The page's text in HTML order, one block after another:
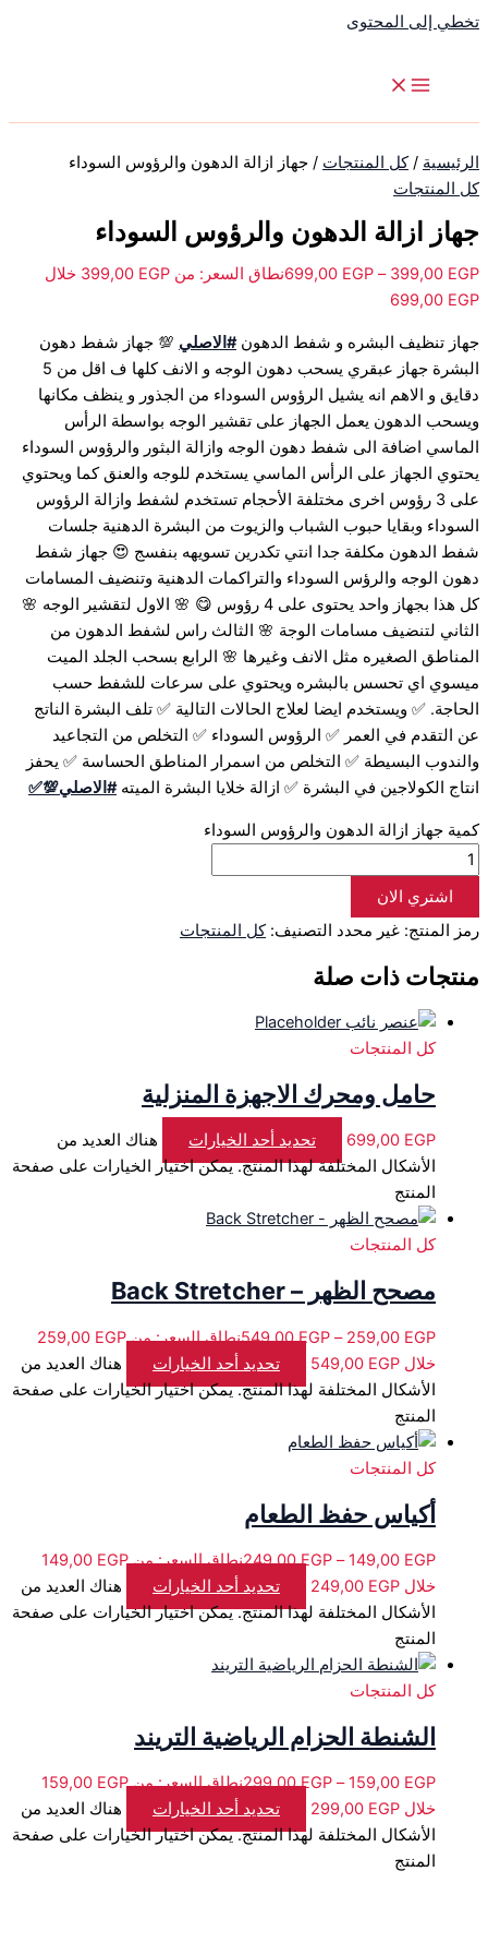
تخطي إلى المحتوى
الرئيسية /كل المنتجات / جهاز ازالة الدهون والرؤوس السوداء
كل المنتجات
جهاز ازالة الدهون والرؤوس السوداء
399,00 EGP
–
699,00 EGP
نطاق السعر: من ⁦399,00 EGP⁩ خلال
جهاز تنظيف البشره و شفط الدهون#الاصلي 💯 جهاز شفط دهون
البشرة جهاز عبقري يسحب دهون الوجه و الانف كلها ف اقل من 5
دقايق و الاهم انه يشيل الرؤوس السوداء من الجذور و ينظف مكانها
ويسحب الدهون يعمل الجهاز على تقشير الوجه بواسطة الرأس
الماسي اضافة الى شفط دهون الوجه وازالة البثور والرؤوس السوداء
يحتوي الجهاز على الرأس الماسي يستخدم للوجه والعنق كما ويحتوي
على 3 رؤوس اخرى مختلفة الأحجام تستخدم لشفط وازالة الرؤوس
السوداء وبقايا حبوب الشباب والزيوت من البشرة الدهنية جلسات
شفط الدهون مكلفة جدا انتي تكدرين تسويهه بنفسج 😍 جهاز شفط
دهون الوجه والرؤس السوداء والتراكمات الدهنية وتنضيف المسامات
كل هذا بجهاز واحد يحتوى على 4 رؤوس 😋 🌸 الاول لتقشير الوجه 🌸
الثاني لتنضيف مسامات الوجة 🌸 الثالث راس لشفط الدهون من
المناطق الصغيره مثل الانف وغيرها 🌸 الرابع بسحب الجلد الميت
ميسوي اي تحسس بالبشره ويحتوي على سرعات للشفط حسب
الحاجة. ✅ ويستخدم ايضا لعلاج الحالات التالية ✅ تلف البشرة الناتج
عن التقدم في العمر ✅ الرؤوس السوداء ✅ التخلص من التجاعيد
والندوب البسيطة ✅ التخلص من اسمرار المناطق الحساسة ✅ يحفز
انتاج الكولاجين في البشرة ✅ ازالة خلايا البشرة الميته#الاصلي💯✅
كمية جهاز ازالة الدهون والرؤوس السوداء
اشتري الان
رمز المنتج: غير محدد التصنيف:كل المنتجات
منتجات ذات صلة
كل المنتجات
حامل ومحرك الاجهزة المنزلية
699,00 EGP تحديد أحد الخيارات
هناك العديد من
الأشكال المختلفة لهذا المنتج. يمكن اختيار الخيارات على صفحة
المنتج
كل المنتجات
مصحح الظهر – Back Stretcher
259,00 EGP
–
549,00EGP
خلال ⁦549,00 EGP⁩
تحديد أحد الخيارات
هناك العديد من
الأشكال المختلفة لهذا المنتج. يمكن اختيار الخيارات على صفحة
المنتج
كل المنتجات
أكياس حفظ الطعام
149,00 EGP
–
249,00EGP
خلال ⁦249,00 EGP⁩
تحديد أحد الخيارات
هناك العديد من
الأشكال المختلفة لهذا المنتج. يمكن اختيار الخيارات على صفحة
المنتج
كل المنتجات
الشنطة الحزام الرياضية التريند
159,00 EGP
–
299,00EGP
خلال ⁦299,00 EGP⁩
تحديد أحد الخيارات
هناك العديد من
الأشكال المختلفة لهذا المنتج. يمكن اختيار الخيارات على صفحة
المنتج